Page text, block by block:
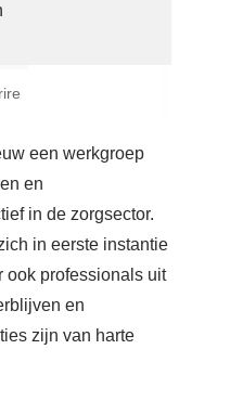
een werkgroep
en
in de zorgsector.
in eerste instantie
ook professionals uit
en
zijn van harte